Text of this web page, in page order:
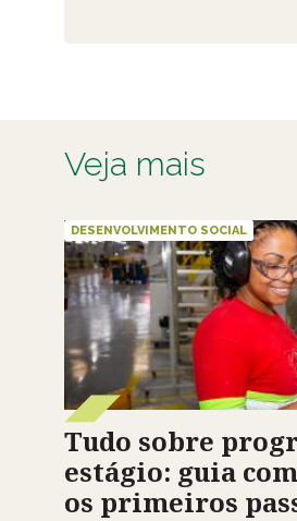
Veja mais
DESENVOLVIMENTO SOCIAL
Tudo sobre
estágio: guia
os primeiros